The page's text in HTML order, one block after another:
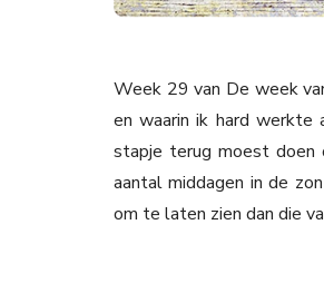
Week 29 van De week
en waarin ik hard werkte
stapje terug moest doen
aantal middagen in de
om te laten zien dan die